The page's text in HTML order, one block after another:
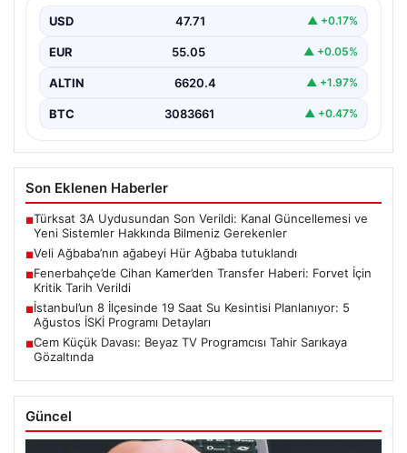
USD 47.71 ▲ +0.17%
EUR 55.05 ▲ +0.05%
ALTIN 6620.4 ▲ +1.97%
BTC 3083661 ▲ +0.47%
Son Eklenen Haberler
■Türksat 3A Uydusundan Son Verildi: Kanal Güncellemesi ve
Yeni Sistemler Hakkında Bilmeniz Gerekenler
■Veli Ağbaba’nın ağabeyi Hür Ağbaba tutuklandı
■Fenerbahçe’de Cihan Kamer’den Transfer Haberi: Forvet İçin
Kritik Tarih Verildi
■İstanbul’un 8 İlçesinde 19 Saat Su Kesintisi Planlanıyor: 5
Ağustos İSKİ Programı Detayları
■Cem Küçük Davası: Beyaz TV Programcısı Tahir Sarıkaya
Gözaltında
Güncel